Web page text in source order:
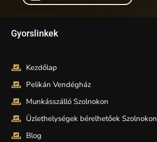
Gyorslinkek
Kezdőlap
Pelikán Vendégház
Munkásszálló Szolnokon
Üzlethelységek bérelhetőek Szolnokon
Blog